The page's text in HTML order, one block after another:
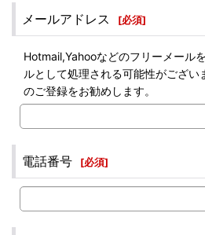
メールアドレス [必須]
Hotmail,Yahooなどのフリーメール
ルとして処理される可能性がござ
のご登録をお勧めします。
電話番号 [必須]